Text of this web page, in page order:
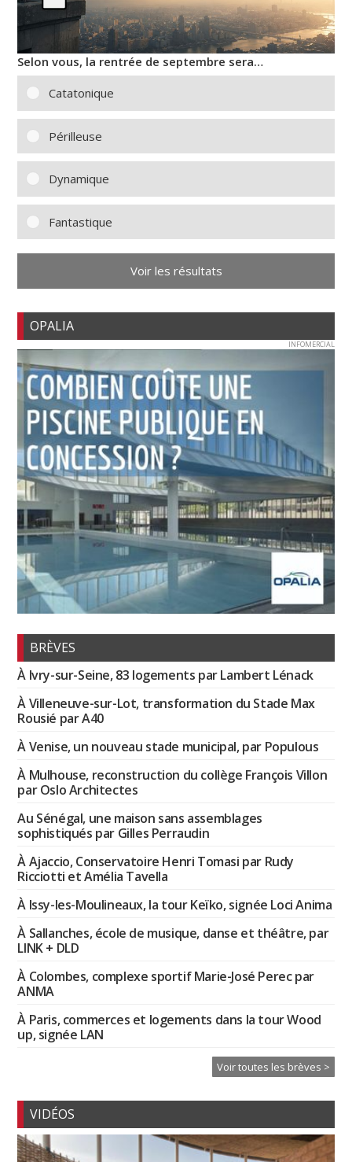
Selon vous, la rentrée de septembre sera…
Catatonique
Périlleuse
Dynamique
Fantastique
Voir les résultats
OPALIA
INFOMERCIAL
BRÈVES
À Ivry-sur-Seine, 83 logements par Lambert Lénack
À Villeneuve-sur-Lot, transformation du Stade Max
Rousié par A40
À Venise, un nouveau stade municipal, par Populous
À Mulhouse, reconstruction du collège François Villon
par Oslo Architectes
Au Sénégal, une maison sans assemblages
sophistiqués par Gilles Perraudin
À Ajaccio, Conservatoire Henri Tomasi par Rudy
Ricciotti et Amélia Tavella
À Issy-les-Moulineaux, la tour Keïko, signée Loci Anima
À Sallanches, école de musique, danse et théâtre, par
LINK + DLD
À Colombes, complexe sportif Marie-José Perec par
ANMA
À Paris, commerces et logements dans la tour Wood
up, signée LAN
Voir toutes les brèves >
VIDÉOS